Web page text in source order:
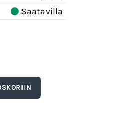
Saatavilla